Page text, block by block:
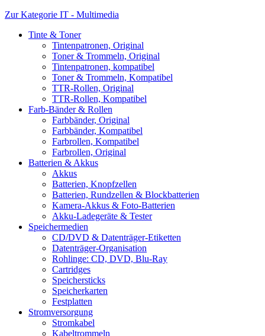
Zur Kategorie IT - Multimedia
Tinte & Toner
Tintenpatronen, Original
Toner & Trommeln, Original
Tintenpatronen, kompatibel
Toner & Trommeln, Kompatibel
TTR-Rollen, Original
TTR-Rollen, Kompatibel
Farb-Bänder & Rollen
Farbbänder, Original
Farbbänder, Kompatibel
Farbrollen, Kompatibel
Farbrollen, Original
Batterien & Akkus
Akkus
Batterien, Knopfzellen
Batterien, Rundzellen & Blockbatterien
Kamera-Akkus & Foto-Batterien
Akku-Ladegeräte & Tester
Speichermedien
CD/DVD & Datenträger-Etiketten
Datenträger-Organisation
Rohlinge: CD, DVD, Blu-Ray
Cartridges
Speichersticks
Speicherkarten
Festplatten
Stromversorgung
Stromkabel
Kabeltrommeln